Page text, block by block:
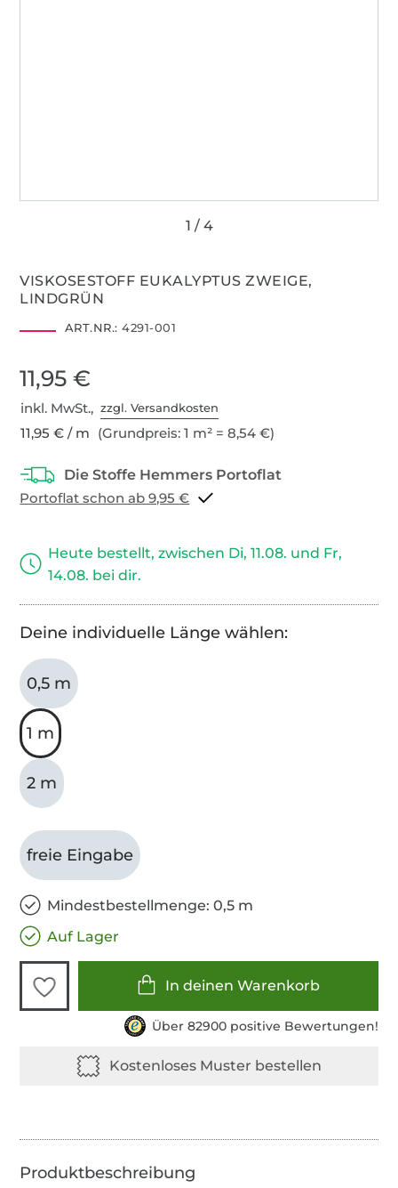
VISKOSESTOFF EUKALYPTUS ZWEIGE,
LINDGRÜN
ART.NR.: 4291-001
11,95 €
inkl. MwSt.,zzgl. Versandkosten
11,95 € / m (Grundpreis: 1 m² = 8,54 €)
Portoflat schon ab 9,95 €
Heute bestellt, zwischen Di, 11.08. und Fr,
14.08. bei dir.
Deine individuelle Länge wählen:
0,5 m
1 m
2 m
freie Eingabe
Mindestbestellmenge: 0,5 m
Auf Lager
In deinen Warenkorb
Über 82900 positive Bewertungen!